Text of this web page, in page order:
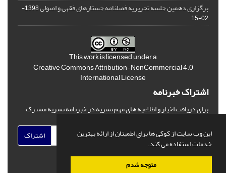
این وب سایت از کوکی ها برای اطمینان از ارائه بهترین
خدمات استفاده می کند.
متوجه شدم
برگزاری دهمین جلسه تحریریه فصلنامه جستارهای فقهی و اصولی
1398-
02-15
This work is licensed under a
Creative Commons Attribution-NonCommercial 4.0
International License
اشتراک خبرنامه
برای دریافت اخبار و اطلاعیه های مهم نشریه در خبرنامه نشریه مشترک
اشتراک